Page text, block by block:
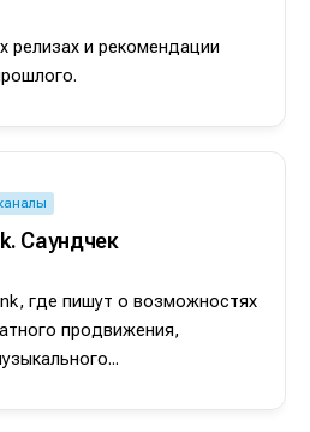
релизах и рекомендации
Саундчек
где пишут о возможностях
продвижения,